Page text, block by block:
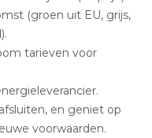
(groen uit EU, grijs,
tarieven voor
en geniet op
voorwaarden.